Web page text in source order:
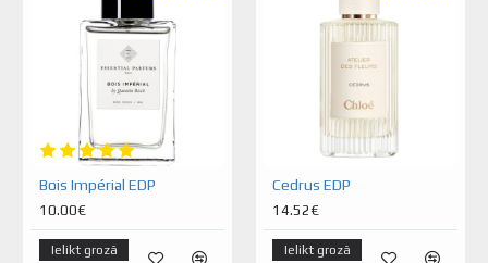
Bois Impérial EDP
10.00€
Ielikt grozā
Cedrus EDP
14.52€
Ielikt grozā